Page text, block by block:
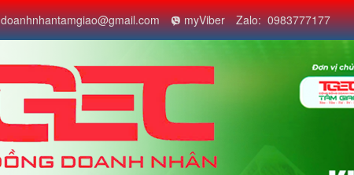
doanhnhantamgiao@gmail.com myViber Zalo: 0983777177